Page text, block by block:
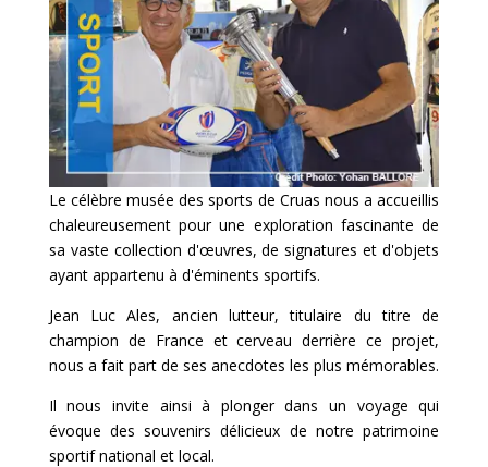
Le célèbre musée des sports de Cruas nous a accueillis
chaleureusement pour une exploration fascinante de
sa vaste collection d'œuvres, de signatures et d'objets
ayant appartenu à d'éminents sportifs.
Jean Luc Ales, ancien lutteur, titulaire du titre de
champion de France et cerveau derrière ce projet,
nous a fait part de ses anecdotes les plus mémorables.
Il nous invite ainsi à plonger dans un voyage qui
évoque des souvenirs délicieux de notre patrimoine
sportif national et local.